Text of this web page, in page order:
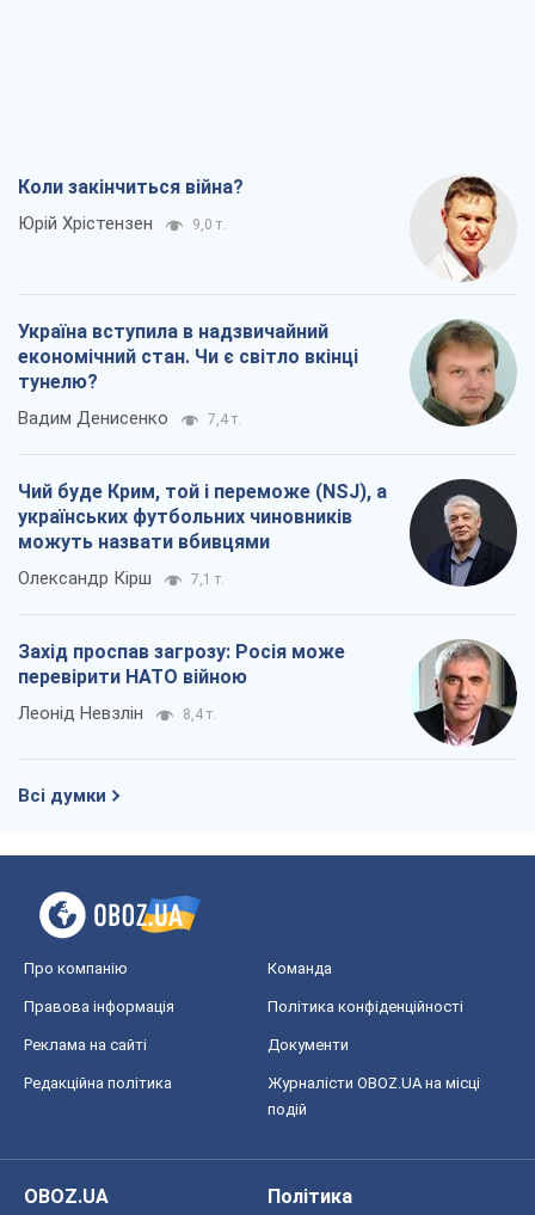
Коли закінчиться війна?
Юрій Хрістензен 9,0 т.
Україна вступила в надзвичайний
економічний стан. Чи є світло вкінці
тунелю?
Вадим Денисенко 7,4 т.
Чий буде Крим, той і переможе (NSJ), а
українських футбольних чиновників
можуть назвати вбивцями
Олександр Кірш 7,1 т.
Захід проспав загрозу: Росія може
перевірити НАТО війною
Леонід Невзлін 8,4 т.
Всі думки
Про компанію Команда
Правова інформація Політика конфіденційності
Реклама на сайті Документи
Редакційна політика
Журналісти OBOZ.UA на місці
подій
OBOZ.UA
Політика